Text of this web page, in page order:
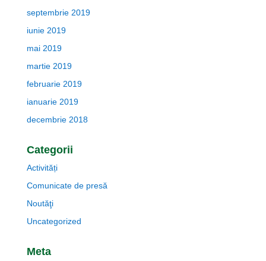
septembrie 2019
iunie 2019
mai 2019
martie 2019
februarie 2019
ianuarie 2019
decembrie 2018
Categorii
Activități
Comunicate de presă
Noutăţi
Uncategorized
Meta